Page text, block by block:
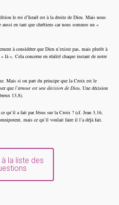
le roi d’Israël est à la droite de Dieu. Mais nous
en tant que chrétiens car nous sommes un «
à considérer que Dieu n’existe pas, mais plutôt à
là ». Cela concerne en réalité chaque instant de notre
Mais si on part du principe que la Croix est le
que l’amour est une décision de Dieu. Une décision
13,8).
qu’il a fait par Jésus sur la Croix ? (cf. Jean 3,16,
mais ce qu’il voulait faire il l’a déjà fait.
la liste des